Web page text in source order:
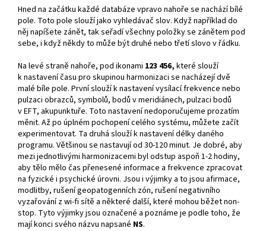
Hned na začátku každé databáze vpravo nahoře se nachází bílé
pole. Toto pole slouží jako vyhledávač slov. Když například do
něj napíšete zánět, tak seřadí všechny položky se zánětem pod
sebe, i když někdy to může být druhé nebo třetí slovo v řádku.
Na levé straně nahoře, pod ikonami 123 456, které slouží
k nastavení času pro skupinou harmonizaci se nacházejí dvě
malé bíle pole. První slouží k nastavení vysílací frekvence nebo
pulzaci obrazců, symbolů, bodů v meridiánech, pulzaci bodů
v EFT, akupunktuře. Toto nastavení nedoporučujeme prozatím
měnit. Až po úplném pochopení celého systému, můžete začít
experimentovat. Ta druhá slouží k nastavení délky daného
programu. Většinou se nastavují od 30-120 minut. Je dobré, aby
mezi jednotlivými harmonizacemi byl odstup aspoň 1-2 hodiny,
aby tělo mělo čas přenesené informace a frekvence zpracovat
na fyzické i psychické úrovni. Jsou i výjimky a to jsou afirmace,
modlitby, rušení geopatogenních zón, rušení negativního
vyzařování z wi-fi sítě a některé další, které mohou běžet non-
stop. Tyto výjimky jsou označené a poznáme je podle toho, že
mají konci svého názvu napsané NS.